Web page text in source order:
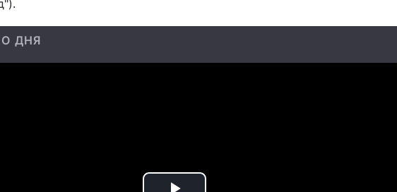
ДНЯ